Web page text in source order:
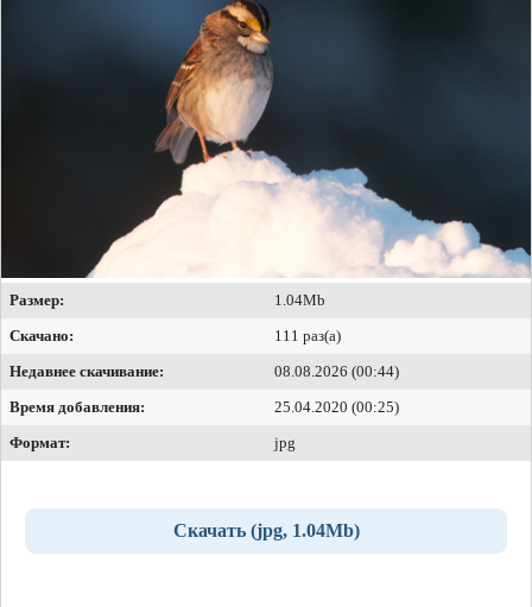
Размер:
1.04Mb
Скачано:
111 раз(а)
Недавнее скачивание:
08.08.2026 (00:44)
Время добавления:
25.04.2020 (00:25)
Формат:
jpg
Скачать (jpg, 1.04Mb)